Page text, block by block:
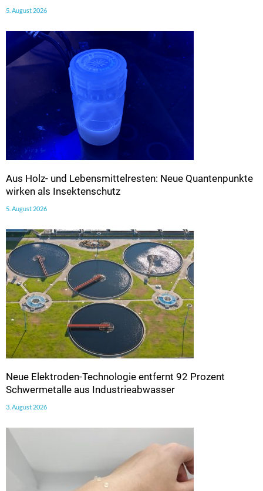
5. August 2026
Aus Holz- und Lebensmittelresten: Neue Quantenpunkte
wirken als Insektenschutz
5. August 2026
Neue Elektroden-Technologie entfernt 92 Prozent
Schwermetalle aus Industrieabwasser
3. August 2026